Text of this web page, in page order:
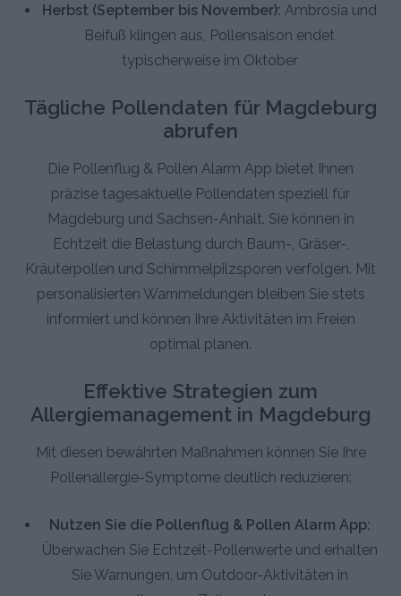
Herbst (September bis November): Ambrosia und
Beifuß klingen aus, Pollensaison endet
typischerweise im Oktober
Tägliche Pollendaten für Magdeburg
abrufen
Die Pollenflug & Pollen Alarm App bietet Ihnen
präzise tagesaktuelle Pollendaten speziell für
Magdeburg und Sachsen-Anhalt. Sie können in
Echtzeit die Belastung durch Baum-, Gräser-,
Kräuterpollen und Schimmelpilzsporen verfolgen. Mit
personalisierten Warnmeldungen bleiben Sie stets
informiert und können Ihre Aktivitäten im Freien
optimal planen.
Effektive Strategien zum
Allergiemanagement in Magdeburg
Mit diesen bewährten Maßnahmen können Sie Ihre
Pollenallergie-Symptome deutlich reduzieren:
Nutzen Sie die Pollenflug & Pollen Alarm App:
Überwachen Sie Echtzeit-Pollenwerte und erhalten
Sie Warnungen, um Outdoor-Aktivitäten in